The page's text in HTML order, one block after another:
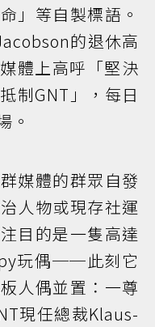
」等自製標語。
的退休高
體上高呼「堅決
制GNT」，每日
。
媒體的群眾自發
人物或現存社運
目的是一隻高達
玩偶──此刻它
人偶並置：一尊
現任總裁Klaus-